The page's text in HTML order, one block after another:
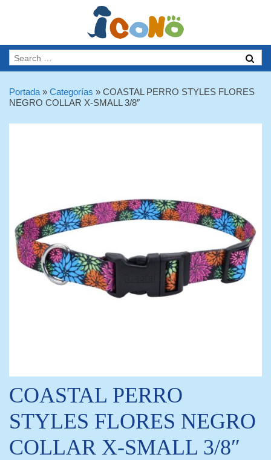
Portada » Categorías » COASTAL PERRO STYLES FLORES
NEGRO COLLAR X-SMALL 3/8″
COASTAL PERRO
STYLES FLORES NEGRO
COLLAR X-SMALL 3/8″